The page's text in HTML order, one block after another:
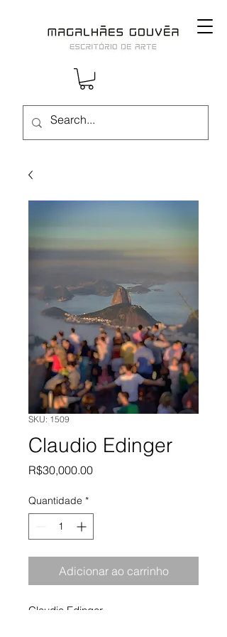
SKU: 1509
Claudio Edinger
R$30,000.00Preço
Quantidade *
Adicionar ao carrinho
Claudio Edinger